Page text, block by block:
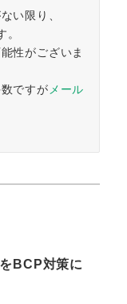
い限り、
性がございま
ですが メール
BCP対策に